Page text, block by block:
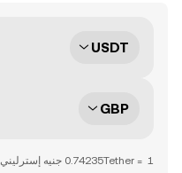
USDT
GBP